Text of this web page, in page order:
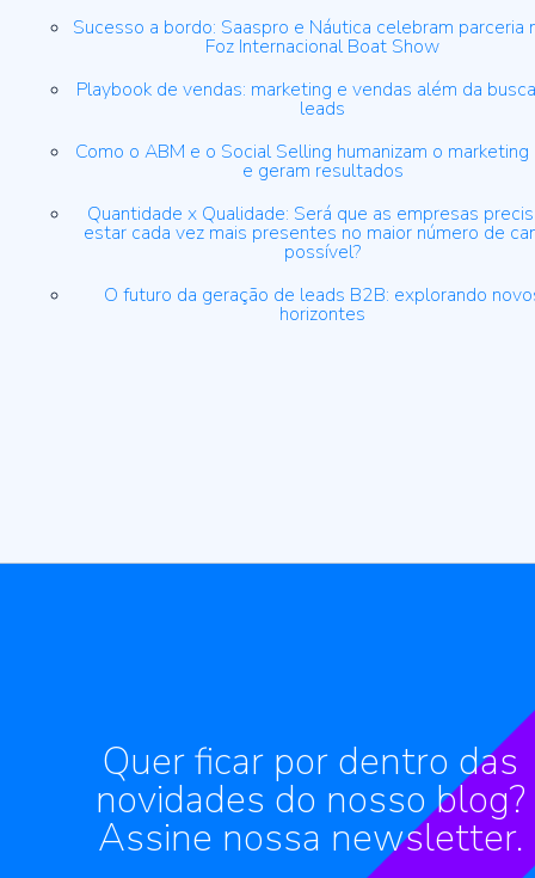
Sucesso a bordo: Saaspro e Náutica celebram parceria
Foz Internacional Boat Show
Playbook de vendas: marketing e vendas além da
leads
Como o ABM e o Social Selling humanizam o
e geram resultados
Quantidade x Qualidade: Será que as empresas
estar cada vez mais presentes no maior número de
possível?
O futuro da geração de leads B2B: explorando
horizontes
Quer ficar por dentro das
novidades do nosso blog?
Assine nossa newsletter.